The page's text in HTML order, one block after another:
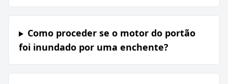
Como proceder se o motor do portão
foi inundado por uma enchente?